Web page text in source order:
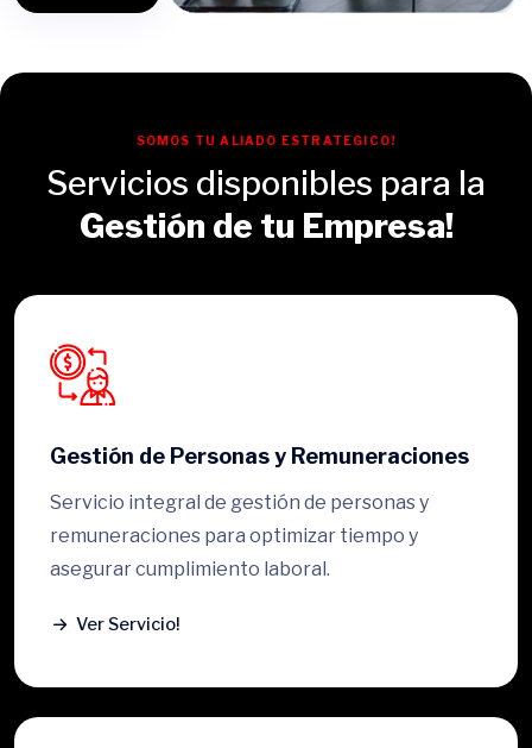
SOMOS TU ALIADO ESTRATEGICO!
Servicios disponibles para la
Gestión de tu Empresa!
Gestión de Personas y Remuneraciones
Servicio integral de gestión de personas y
remuneraciones para optimizar tiempo y
asegurar cumplimiento laboral.
Ver Servicio!